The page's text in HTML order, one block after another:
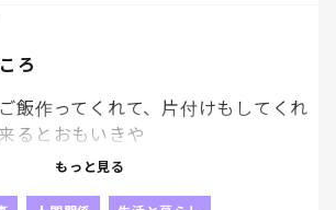
のを覚えています。
ゃ喋ってから、最後に、
ろ
飯作ってくれて、片付けもしてくれ
るとおもいきや
もっと見る